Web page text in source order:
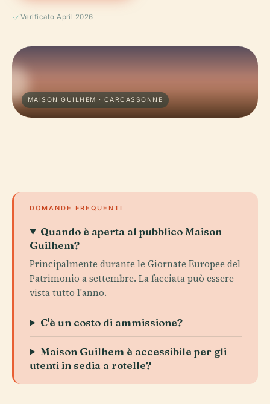
Verificato April 2026
MAISON GUILHEM · CARCASSONNE
DOMANDE FREQUENTI
Quando è aperta al pubblico Maison
Guilhem?
Principalmente durante le Giornate Europee del
Patrimonio a settembre. La facciata può essere
vista tutto l'anno.
C'è un costo di ammissione?
Maison Guilhem è accessibile per gli
utenti in sedia a rotelle?